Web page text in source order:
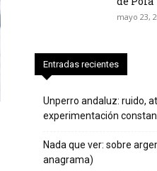
mayo 23,
Entradas recientes
Unperro andaluz: ruido,
experimentación
Nada que ver: sobre
anagrama)